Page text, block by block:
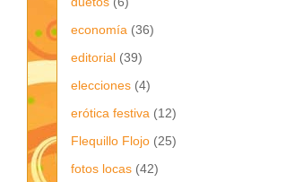
economía (36)
editorial (39)
elecciones (4)
erótica festiva (12)
Flequillo Flojo (25)
fotos locas (42)